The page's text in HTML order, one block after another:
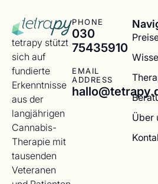
tetrapy stützt
sich auf
fundierte
Erkenntnisse
aus der
langjährigen
Cannabis-
Therapie mit
tausenden
Veteranen
PHONE
030
75435910
EMAIL
ADDRESS
Über